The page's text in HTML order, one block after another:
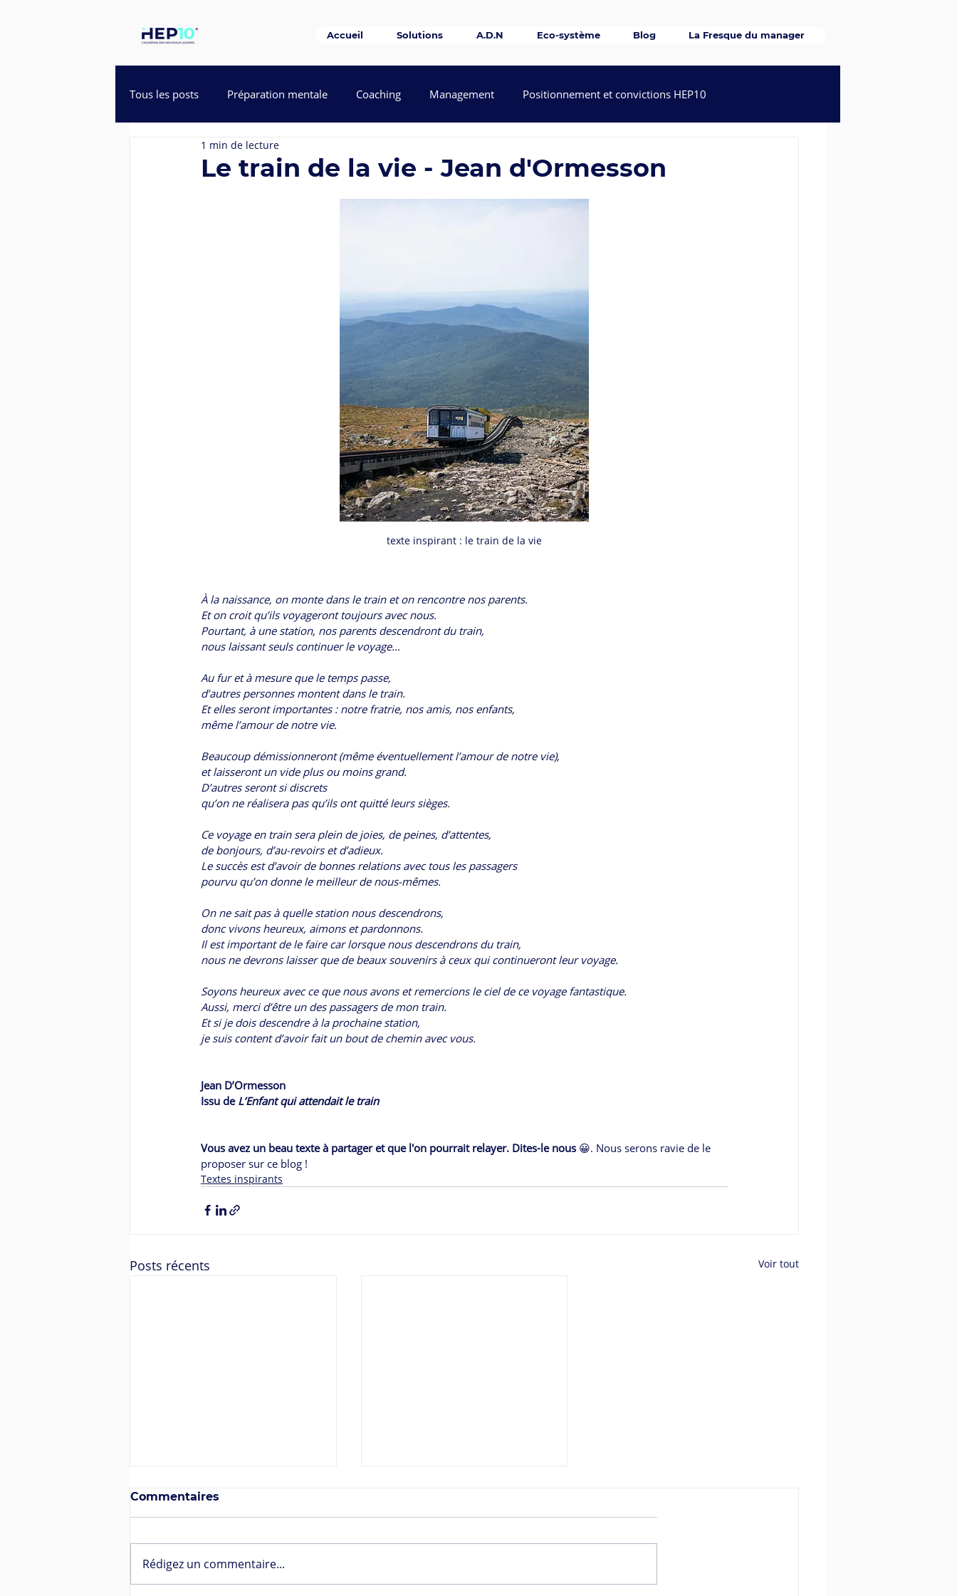
Accueil Solutions A.D.N Eco-système Blog La Fresque du manager
Tous les posts Préparation mentale Coaching Management Positionnement et convictions HEP10
Leadership UPBook
Le train de la vie - Jean d'Ormesson
1 min de lecture
texte inspirant : le train de la vie
À la naissance, on monte dans le train et on rencontre nos parents.
Et on croit qu’ils voyageront toujours avec nous.
Pourtant, à une station, nos parents descendront du train,
nous laissant seuls continuer le voyage…
Au fur et à mesure que le temps passe,
d’autres personnes montent dans le train.
Et elles seront importantes : notre fratrie, nos amis, nos enfants,
même l’amour de notre vie.
Beaucoup démissionneront (même éventuellement l’amour de notre vie),
et laisseront un vide plus ou moins grand.
D’autres seront si discrets
qu’on ne réalisera pas qu’ils ont quitté leurs sièges.
Ce voyage en train sera plein de joies, de peines, d’attentes,
de bonjours, d’au-revoirs et d’adieux.
Le succès est d’avoir de bonnes relations avec tous les passagers
pourvu qu’on donne le meilleur de nous-mêmes.
On ne sait pas à quelle station nous descendrons,
donc vivons heureux, aimons et pardonnons.
Il est important de le faire car lorsque nous descendrons du train,
nous ne devrons laisser que de beaux souvenirs à ceux qui continueront leur voyage.
Soyons heureux avec ce que nous avons et remercions le ciel de ce voyage fantastique.
Aussi, merci d’être un des passagers de mon train.
Et si je dois descendre à la prochaine station,
je suis content d’avoir fait un bout de chemin avec vous.
Jean D’Ormesson
Issu de L’Enfant qui attendait le train
Vous avez un beau texte à partager et que l'on pourrait relayer. Dites-le nous 😀. Nous serons ravie de le
proposer sur ce blog !
Textes inspirants
Posts récents Voir tout
Commentaires
Rédigez un commentaire...